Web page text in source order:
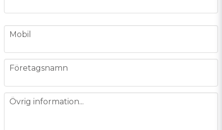
phone
Mobil
company
Företagsnamn
message
Övrig information...